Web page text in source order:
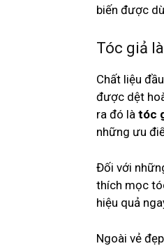
biến được
Tóc giả
Chất liệu
được dệt
ra đó là tóc
những ưu
Đối với
thích mọc
hiệu quả
Ngoài vẻ